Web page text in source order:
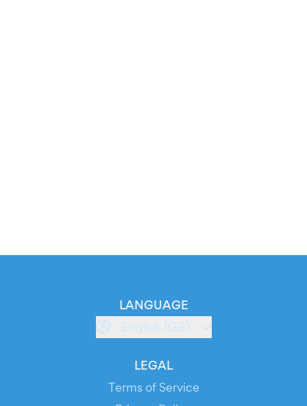
LANGUAGE
English (GB)
LEGAL
Terms of Service